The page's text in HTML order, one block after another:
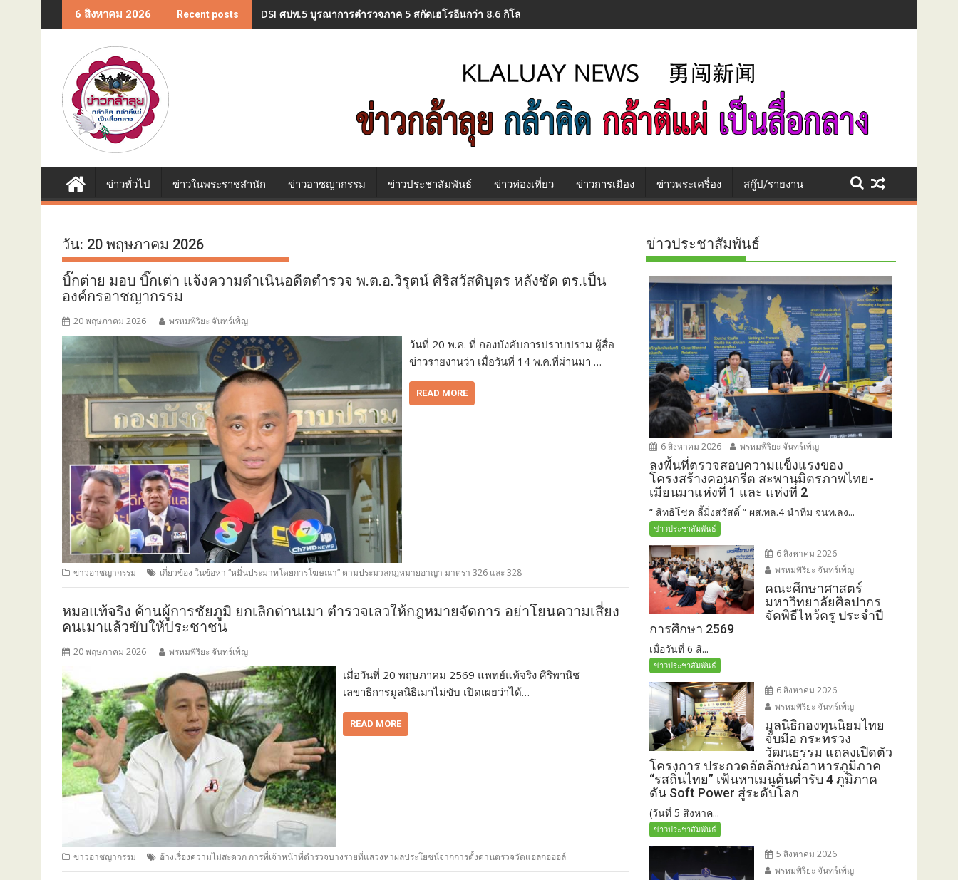
to
6 สิงหาคม 2026 Recent posts DSI ศปพ.5 บูรณาการตำรวจภาค 5 สกัดเฮโรอีนกว่า 8.6 กิโลกรัมซุกขวดครีมกันแดดเตรียมส่งออสเตรเลียเร่งขยายผลเครือข่ายข้ามชาติ
ข่าวทั่วไป ข่าวในพระราชสำนัก ข่าวอาชญากรรม ข่าวประชาสัมพันธ์ ข่าวท่องเที่ยว ข่าวการเมือง ข่าวพระเครื่อง สกู๊ป/รายงาน
วัน: 20 พฤษภาคม 2026
บิ๊กต่าย มอบ บิ๊กเต่า แจ้งความดำเนินอดีตตำรวจ พ.ต.อ.วิรุตน์ ศิริสวัสดิบุตร หลังซัด ตร.เป็น
องค์กรอาชญากรรม
20 พฤษภาคม 2026 พรหมพิริยะ จันทร์เพ็ญ
วันที่ 20 พ.ค. ที่ กองบังคับการปราบปราม ผู้สื่อ
ข่าวรายงานว่า เมื่อวันที่ 14 พ.ค.ที่ผ่านมา …
READ MORE
ข่าวอาชญากรรม เกี่ยวข้อง ในข้อหา “หมิ่นประมาทโดยการโฆษณา” ตามประมวลกฎหมายอาญา มาตรา 326 และ 328
หมอแท้จริง ค้านผู้การชัยภูมิ ยกเลิกด่านเมา ตำรวจเลวให้กฎหมายจัดการ อย่าโยนความเสี่ยง
คนเมาแล้วขับให้ประชาชน
20 พฤษภาคม 2026 พรหมพิริยะ จันทร์เพ็ญ
เมื่อวันที่ 20 พฤษภาคม 2569 แพทย์แท้จริง ศิริพานิช
เลขาธิการมูลนิธิเมาไม่ขับ เปิดเผยว่าได้…
READ MORE
ข่าวอาชญากรรม อ้างเรื่องความไม่สะดวก การที่เจ้าหน้าที่ตำรวจบางรายที่แสวงหาผลประโยชน์จากการตั้งด่านตรวจวัดแอลกอฮอล์
ข่าวประชาสัมพันธ์
6 สิงหาคม 2026 พรหมพิริยะ จันทร์เพ็ญ
ลงพื้นที่ตรวจสอบความแข็งแรงของ
โครงสร้างคอนกรีต สะพานมิตรภาพไทย-
เมียนมาแห่งที่ 1 และ แห่งที่ 2
“ สิทธิโชค ลี้มิ่งสวัสดิ์ “ ผส.ทล.4 นำทีม จนท.ลง...
ข่าวประชาสัมพันธ์
6 สิงหาคม 2026
พรหมพิริยะ จันทร์เพ็ญ
คณะศึกษาศาสตร์
มหาวิทยาลัยศิลปากร
จัดพิธีไหว้ครู ประจำปี
การศึกษา 2569
เมื่อวันที่ 6 สิ...
ข่าวประชาสัมพันธ์
6 สิงหาคม 2026
พรหมพิริยะ จันทร์เพ็ญ
มูลนิธิกองทุนนิยมไทย
จับมือ กระทรวง
วัฒนธรรม แถลงเปิดตัว
โครงการ ประกวดอัตลักษณ์อาหารภูมิภาค
“รสถิ่นไทย” เฟ้นหาเมนูต้นตำรับ 4 ภูมิภาค
ดัน Soft Power สู่ระดับโลก
(วันที่ 5 สิงหาค...
ข่าวประชาสัมพันธ์
5 สิงหาคม 2026
พรหมพิริยะ จันทร์เพ็ญ